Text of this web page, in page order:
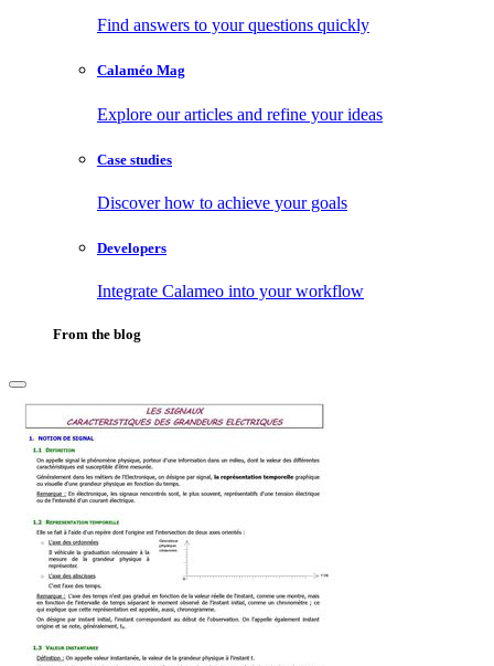
Find answers to your questions quickly
Calaméo Mag
Explore our articles and refine your ideas
Case studies
Discover how to achieve your goals
Developers
Integrate Calameo into your workflow
From the blog